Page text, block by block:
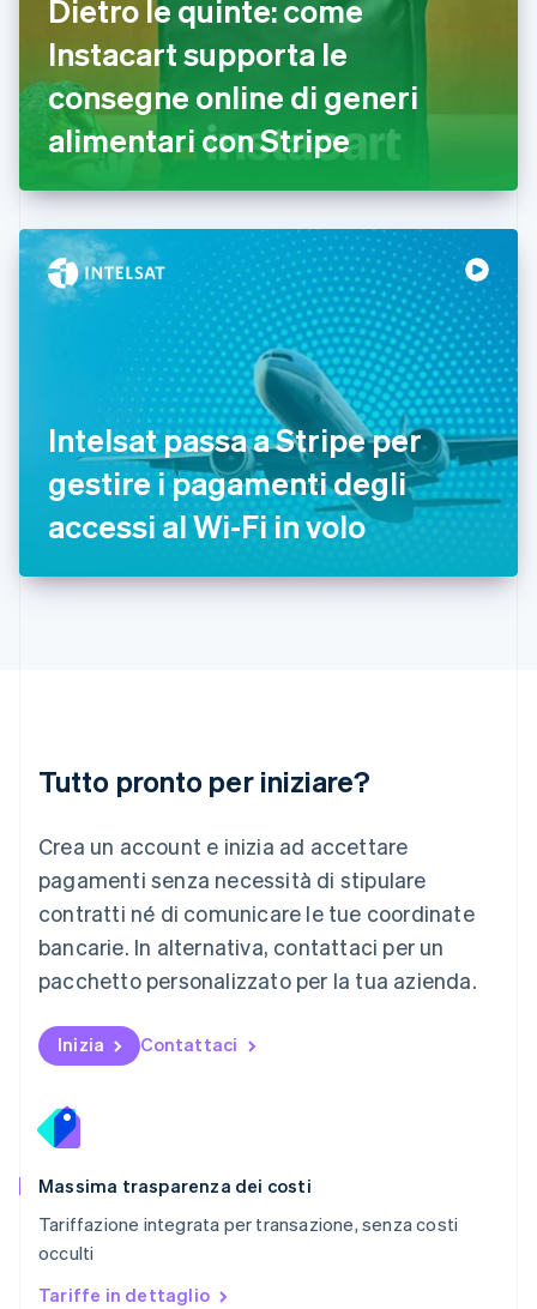
Dietro le quinte: come
Instacart supporta le
consegne online di generi
alimentari con Stripe
Intelsat passa a Stripe per
gestire i pagamenti degli
accessi al Wi-Fi in volo
Tutto pronto per iniziare?
Crea un account e inizia ad accettare
pagamenti senza necessità di stipulare
contratti né di comunicare le tue coordinate
bancarie. In alternativa, contattaci per un
pacchetto personalizzato per la tua azienda.
Inizia Contattaci
Massima trasparenza dei costi
Tariffazione integrata per transazione, senza costi
occulti
Tariffe in dettaglio
English
English
Finlandia
EnglishSvenska
Francia
Germania
Giappone
日本語English
Gibilterra
Irlanda
English
Italia
ItalianoEnglish
Lettonia
Liechtenstein
Malta
English
EspañolEnglish
Norvegia
English
Nuova Zelanda
English
NederlandsEnglish
English
Portogallo
RAS di Hong Kong, Cina
English
English
English
Romania
English